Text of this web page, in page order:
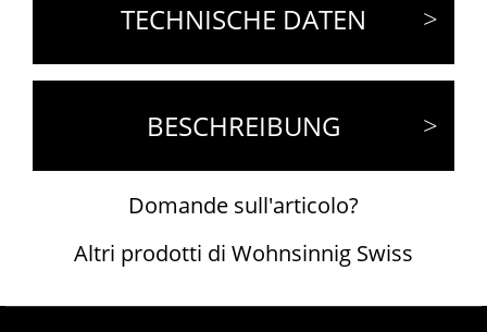
TECHNISCHE DATEN
BESCHREIBUNG
Domande sull'articolo?
Altri prodotti di Wohnsinnig Swiss